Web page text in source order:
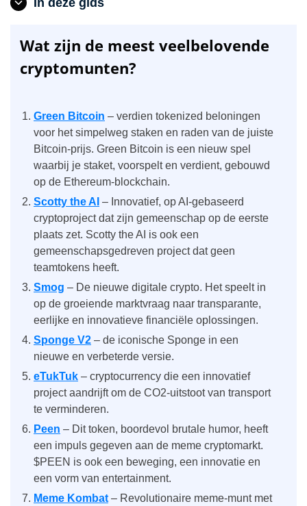
In deze gids
Wat zijn de meest veelbelovende
cryptomunten?
Green Bitcoin – verdien tokenized beloningen
voor het simpelweg staken en raden van de juiste
Bitcoin-prijs. Green Bitcoin is een nieuw spel
waarbij je staket, voorspelt en verdient, gebouwd
op de Ethereum-blockchain.
Scotty the AI – Innovatief, op AI-gebaseerd
cryptoproject dat zijn gemeenschap op de eerste
plaats zet. Scotty the AI is ook een
gemeenschapsgedreven project dat geen
teamtokens heeft.
Smog – De nieuwe digitale crypto. Het speelt in
op de groeiende marktvraag naar transparante,
eerlijke en innovatieve financiële oplossingen.
Sponge V2 – de iconische Sponge in een
nieuwe en verbeterde versie.
eTukTuk – cryptocurrency die een innovatief
project aandrijft om de CO2-uitstoot van transport
te verminderen.
Peen – Dit token, boordevol brutale humor, heeft
een impuls gegeven aan de meme cryptomarkt.
$PEEN is ook een beweging, een innovatie en
een vorm van entertainment.
Meme Kombat – Revolutionaire meme-munt met